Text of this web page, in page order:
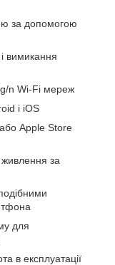
за допомогою
вимикання
g/n Wi-Fi мереж
і iOS
Apple Store
за
для
в експлуатації